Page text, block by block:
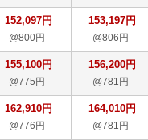
152,097円
@800円-
153,197円
@806円-
155,100円
@775円-
156,200円
@781円-
162,910円
@776円-
164,010円
@781円-